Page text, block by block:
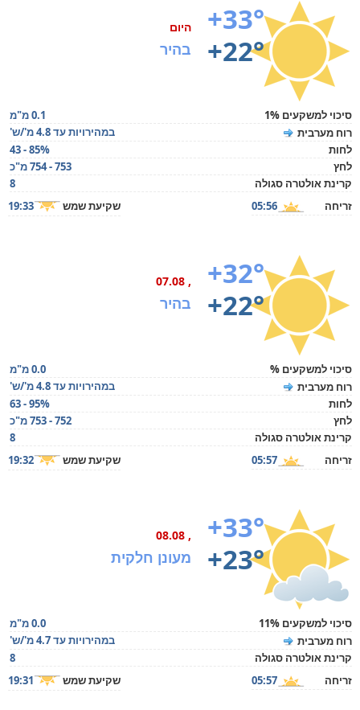
+33°
+22°
היום
בהיר
סיכוי למשקעים 1%
0.1 מ"מ
רוח מערבית
במהירויות עד 4.8 מ'/ש'
לחות
43 - 85%
לחץ
753 - 754 מ"כ
קרינת אולטרה סגולה
8
זריחה
05:56 שקיעת שמש 19:33
+32°
+22°
, 07.08
בהיר
סיכוי למשקעים %
0.0 מ"מ
רוח מערבית
במהירויות עד 4.8 מ'/ש'
לחות
63 - 95%
לחץ
752 - 753 מ"כ
קרינת אולטרה סגולה
8
זריחה
05:57 שקיעת שמש 19:32
+33°
+23°
, 08.08
מעונן חלקית
סיכוי למשקעים 11%
0.0 מ"מ
רוח מערבית
במהירויות עד 4.7 מ'/ש'
קרינת אולטרה סגולה
8
זריחה
05:57 שקיעת שמש 19:31